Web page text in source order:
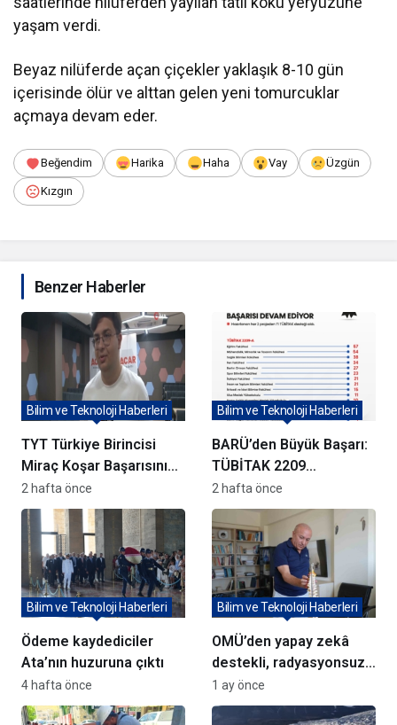
yaşam verdi.
Beyaz nilüferde açan çiçekler yaklaşık 8-10 gün
içerisinde ölür ve alttan gelen yeni tomurcuklar
açmaya devam eder.
Beğendim Harika Haha Vay Üzgün
Kızgın
Benzer Haberler
TYT Türkiye Birincisi
Miraç Koşar Başarısının
Sırrını Açıkladı:
“Sevmediğim Dersleri
Sevdim”
Bilim ve Teknoloji Haberleri
2 hafta önce
BARÜ’den Büyük Başarı:
TÜBİTAK 2209
Projelerine Rekor
Destek!
Bilim ve Teknoloji Haberleri
2 hafta önce
Ödeme kaydediciler
Ata’nın huzuruna çıktı
Bilim ve Teknoloji Haberleri
4 hafta önce
OMÜ’den yapay zekâ
destekli, radyasyonsuz
omurga bozukluğu
teşhis cihazı
Bilim ve Teknoloji Haberleri
1 ay önce